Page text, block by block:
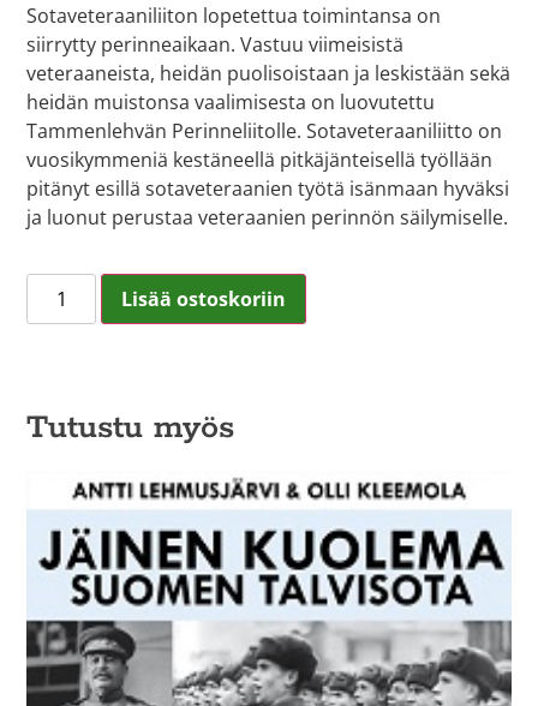
Sotaveteraaniliiton lopetettua toimintansa on
siirrytty perinneaikaan. Vastuu viimeisistä
veteraaneista, heidän puolisoistaan ja leskistään sekä
heidän muistonsa vaalimisesta on luovutettu
Tammenlehvän Perinneliitolle. Sotaveteraaniliitto on
vuosikymmeniä kestäneellä pitkäjänteisellä työllään
pitänyt esillä sotaveteraanien työtä isänmaan hyväksi
ja luonut perustaa veteraanien perinnön säilymiselle.
Lisää ostoskoriin
Tutustu myös